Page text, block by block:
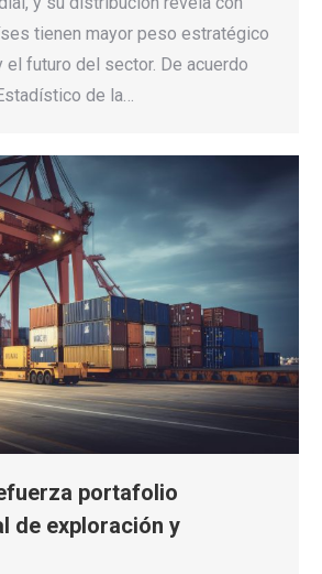
tienen mayor peso estratégico
el futuro del sector. De acuerdo
de la…
portafolio
de exploración y